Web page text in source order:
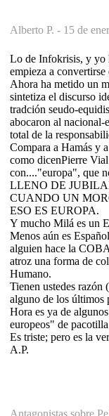
Alberto P. - 15 de
Lo de Infokrisis, y yo
empieza a
Ahora ha metido un
sintetiza el discurso
tradción seudo-
abocaron al nacional-
total de la
Compara a Hamás y
como dicenPierre
con...."europa", que
LLENO DE
CUANDO UN
ESO ES EUROPA.
Y mucho Milá es un
Menos aún es
alguien hace la
atroz una forma de
Humano.
Tienen ustedes razón
alguno de los últimos
Hora es ya de
europeos" de
Es triste; pero es la
A.P.
Antagonistas sobre